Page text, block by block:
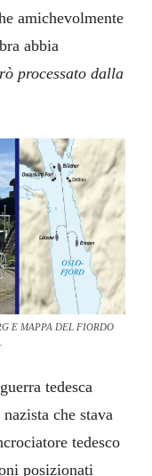
amichevolmente
abbia
processato dalla
E MAPPA DEL FIORDO
tedesca
che stava
tedesco
posizionati